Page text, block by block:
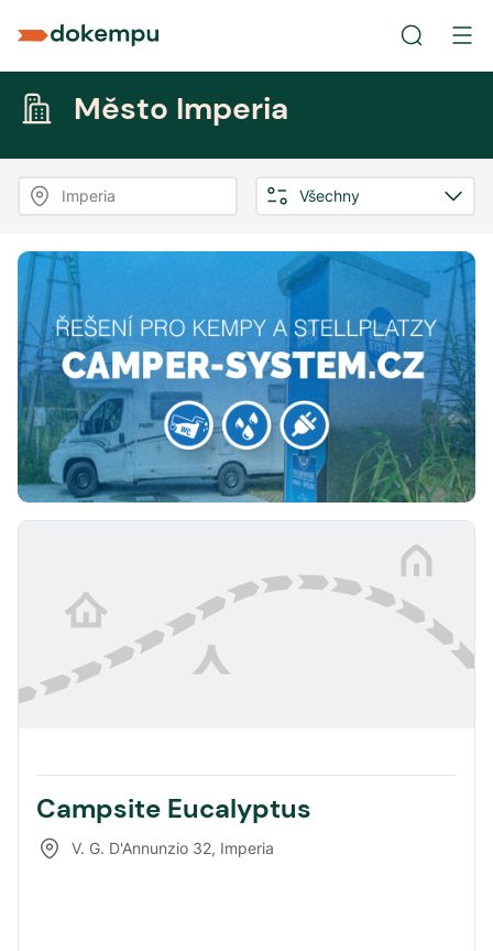
Město Imperia
Imperia Všechny
Campsite Eucalyptus
V. G. D'Annunzio 32, Imperia